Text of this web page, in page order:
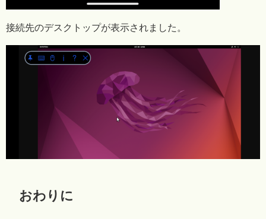
接続先のデスクトップが表示されました。
おわりに